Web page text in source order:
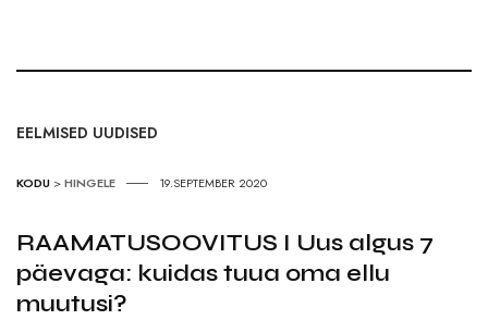
EELMISED UUDISED
KODU >HINGELE 19.SEPTEMBER 2020
RAAMATUSOOVITUS I Uus algus 7
päevaga: kuidas tuua oma ellu
muutusi?